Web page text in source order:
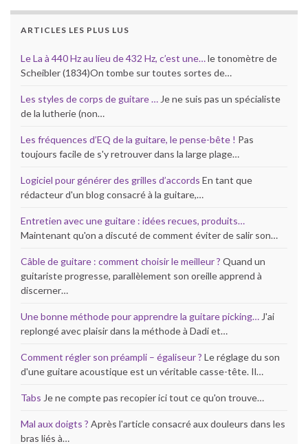
ARTICLES LES PLUS LUS
Le La à 440 Hz au lieu de 432 Hz, c’est une…le tonomètre de
Scheibler (1834)On tombe sur toutes sortes de…
Les styles de corps de guitare … Je ne suis pas un spécialiste
de la lutherie (non…
Les fréquences d’EQ de la guitare, le pense-bête ! Pas
toujours facile de s'y retrouver dans la large plage…
Logiciel pour générer des grilles d’accords En tant que
rédacteur d'un blog consacré à la guitare,…
Entretien avec une guitare : idées recues, produits…
Maintenant qu'on a discuté de comment éviter de salir son…
Câble de guitare : comment choisir le meilleur ? Quand un
guitariste progresse, parallèlement son oreille apprend à
discerner…
Une bonne méthode pour apprendre la guitare picking… J'ai
replongé avec plaisir dans la méthode à Dadi et…
Comment régler son préampli – égaliseur ? Le réglage du son
d'une guitare acoustique est un véritable casse-tête. Il…
Tabs Je ne compte pas recopier ici tout ce qu'on trouve…
Mal aux doigts ? Après l'article consacré aux douleurs dans les
bras liés à…